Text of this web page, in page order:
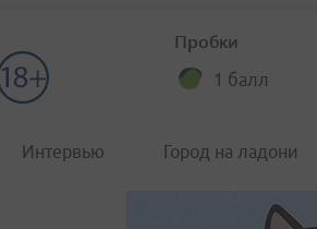
Пробки
1 балл
Интервью Город на ладони